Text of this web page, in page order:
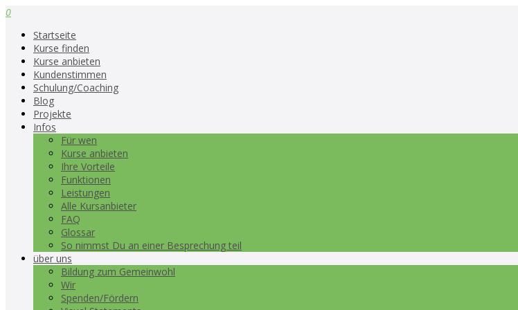
0
Startseite
Kurse finden
Kurse anbieten
Kundenstimmen
Schulung/Coaching
Blog
Projekte
Infos
Für wen
Kurse anbieten
Ihre Vorteile
Funktionen
Leistungen
Alle Kursanbieter
FAQ
Glossar
So nimmst Du an einer Besprechung teil
über uns
Bildung zum Gemeinwohl
Wir
Spenden/Fördern